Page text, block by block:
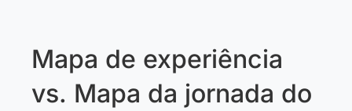
Mapa de experiência
vs. Mapa da jornada do